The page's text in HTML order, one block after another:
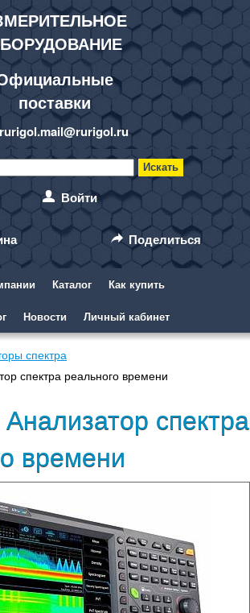
поставки
rurigol.mail@rurigol.ru
Войти
Поделиться
Каталог Как купить
Новости Личный кабинет
спектра
спектра реального времени
спектра
времени